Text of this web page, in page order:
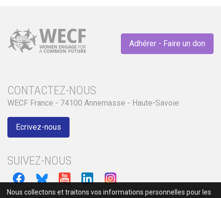
Adhérer - Faire un don
CONTACTEZ-NOUS
WECF France - 74100 Annemasse - Haute-Savoie
Ecrivez-nous
SUIVEZ-NOUS
Nous collectons et traitons vos informations personnelles pour les